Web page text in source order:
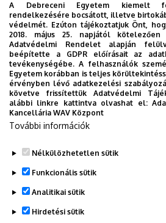
A Debreceni Egyetem kiemelt
rendelkezésére bocsátott, illetve
védelmét. Ezúton tájékoztatjuk Önt,
2018. május 25. napjától kötelezően
Adatvédelmi Rendelet alapján
beépítette a GDPR előírásait az
tevékenységébe. A felhasználók
Egyetem korábban is teljes
érvényben lévő adatkezelési
követve frissítettük Adatvédelmi
alábbi linkre kattintva olvashat el:
Kancellária WAV Központ
További információk
Nélkülözhetetlen sütik
Funkcionális sütik
Analitikai sütik
Hirdetési sütik